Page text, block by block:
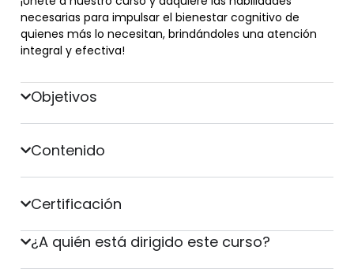
necesarias para impulsar el bienestar cognitivo de
quienes más lo necesitan, brindándoles una atención
integral y efectiva!
Objetivos
Contenido
Certificación
¿A quién está dirigido este curso?